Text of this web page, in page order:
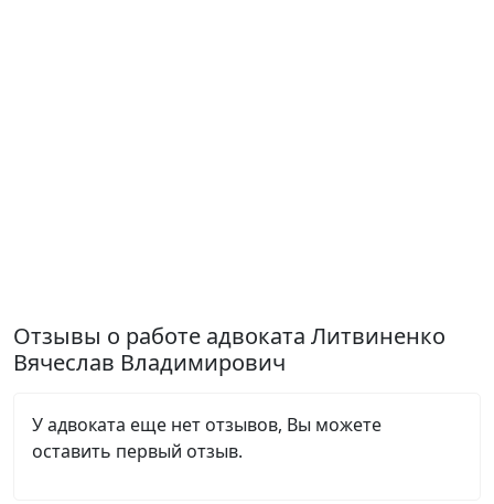
Отзывы о работе адвоката Литвиненко
Вячеслав Владимирович
У адвоката еще нет отзывов, Вы можете
оставить первый отзыв.